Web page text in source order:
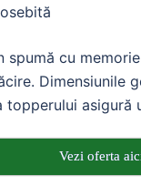
cu
Dimensiunile
Vezi oferta